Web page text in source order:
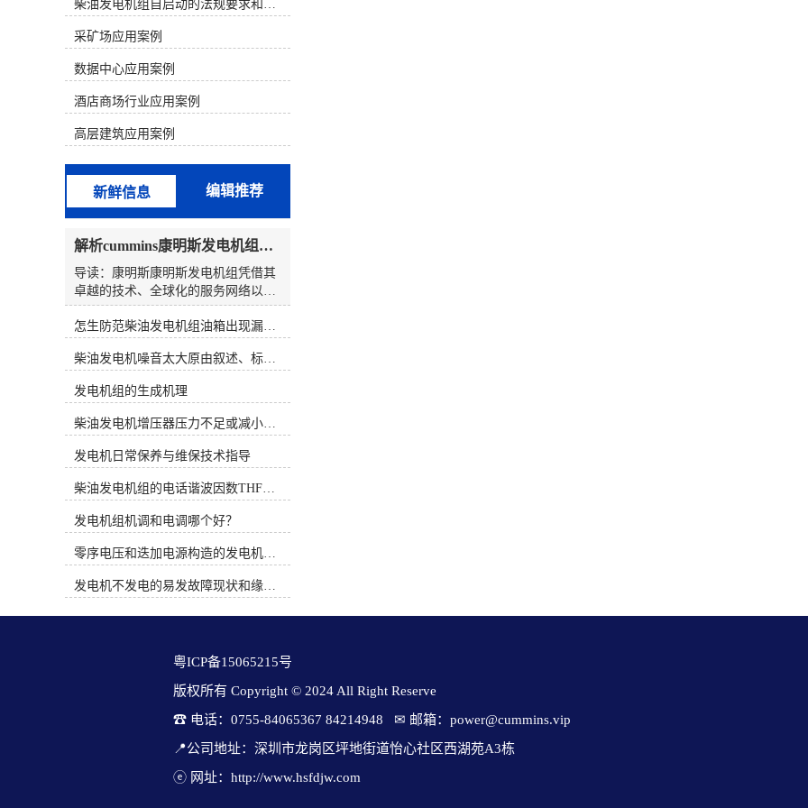
寻找故障部位。 一、康明斯电喷机型
的组成和原理1、康明斯电喷柴油机
机组为例，配置的是康明斯QSK19电
喷柴油机。QSK19系列发动机电控燃
油喷射系统由三个基本组成部分构
成，分别为输入(开关和传感器)、
ECM(对输入信号进行分析)、执行器
(按照ECM输出信号动作的控制阀总
成)。QSK19系列电控燃油喷射系统的
核心部分是执行器一控制阀总成。泵
产生的燃油输送至控制阀总成，该总
成由一个切断电磁阀、两个燃油执行
器阀和两个燃油压力传感器组成。
ECM安装在总成壳体的前部。控制阀
总成有一个燃油进口和两个燃油出
口，每个燃油出口分别由各自的执行
器控制着。燃油油道执行器控制喷油
喷油器何时喷油。2、康明斯柴油电
系统就象PT燃油系统那样采用压力/
时间概念。PT系统完全是机械式的并
依靠机械方法调整燃油流通面积来控
制燃油压力，而QSK19系列燃油系统
通过电子方式调整执行器的燃油流通
面积来控制燃油压力。3、康明斯电
从发动机的油水分离器中排出水和沉
芯。（2）注意油箱及管路的清洁。
（3）注意油箱通风孔及其附近的清
洁，避免污物、灰尘和水由此进入油
箱。（4）绝对不要用水清洗发动
“负”极电缆并断开发动机的31及21针
连接器。（6）注意发动机进气系统
图1 电控柴油机燃油系统原理二、柴
油电控系统故障诊断思路柴油电控系
统是一个精密而复杂的系统，对发动
机的运转性能有很大的影响，不论是
柴油发电机组自启动的法规要求和操作步骤
采矿场应用案例
数据中心应用案例
酒店商场行业应用案例
高层建筑应用案例
新鲜信息 编辑推荐
解析cummins康明斯发电机组的长处与特点
导读：康明斯康明斯发电机组凭借其
卓越的技术、全球化的服务网络以及
强大的本土化战略，在备载电源领域
建立了显着的长处。其产品特性具有
面向未来的前瞻性技术，并利用本土
化生产的优点，选定国产化合资发电
机组，在保证质量的同时减轻成本并
缩短交期。因此，（1）整制度造：
PT燃油机构、Holset废气涡轮增压、
空空中冷技术，保证高效燃烧和快速
响应。其具体部件（发动机、发电
机、控制系统、切换开关）均由
智能发展：满足中、美、欧等国家的
严苛排放标准；布局微电网混动技
术，可融合储能机构。 cummins康明
斯发电机组在应对特殊、严苛的工业
场景时，依仗其强大的产品线、专业
的适应性和全球化的服务体系，形成
下几个关键领域： 船用发电机组必
须在高湿、高盐、连续振动的环境中
稳定工作。cummins机组专为海洋环
与认证：机组经过耐腐蚀清除，并可
按“钢质海船入级建造规范”等标准生
术：领先的船用变速康明斯发电机
怎生防范柴油发电机组油箱出现漏油情况？
柴油发电机噪音太大原由叙述、标准依据及施工办法
发电机组的生成机理
柴油发电机增压器压力不足或减小的原因
发电机日常保养与维保技术指导
柴油发电机组的电话谐波因数THF和干扰影响系数TIF
发电机组机调和电调哪个好？
零序电压和迭加电源构造的发电机单相接地保护
发电机不发电的易发故障现状和缘由简述
粤ICP备15065215号
版权所有 Copyright © 2024 All Right Reserve
☎ 电话：0755-84065367 84214948   ✉ 邮箱：power@cummins.vip
📍公司地址：深圳市龙岗区坪地街道怡心社区西湖苑A3栋
ⓔ 网址：http://www.hsfdjw.com